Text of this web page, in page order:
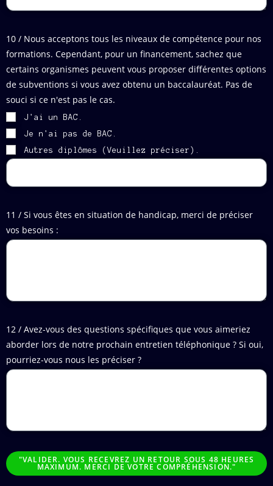
10 / Nous acceptons tous les niveaux de compétence pour nos
formations. Cependant, pour un financement, sachez que
certains organismes peuvent vous proposer différentes options
de subventions si vous avez obtenu un baccalauréat. Pas de
souci si ce n'est pas le cas.
J'ai un BAC.
Je n'ai pas de BAC.
Autres diplômes (Veuillez préciser).
11 / Si vous êtes en situation de handicap, merci de préciser
vos besoins :
12 / Avez-vous des questions spécifiques que vous aimeriez
aborder lors de notre prochain entretien téléphonique ? Si oui,
pourriez-vous nous les préciser ?
"VALIDER. VOUS RECEVREZ UN RETOUR SOUS 48 HEURES
MAXIMUM. MERCI DE VOTRE COMPRÉHENSION."